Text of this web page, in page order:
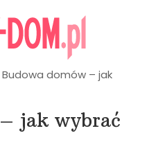
Budowa domów – jak
jak wybrać